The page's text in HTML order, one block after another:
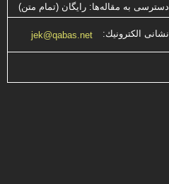
دسترسی به مقاله‌ها: رایگان (تمام متن)
نشانی الكترونیك: jek@qabas.net